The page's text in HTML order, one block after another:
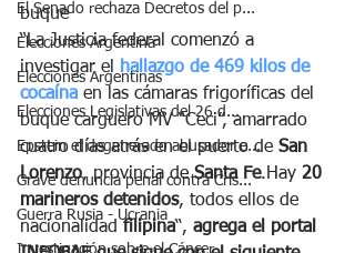
El Senado rechaza Decretos del p...
Elecciones Argentina
Elecciones Argentinas
Elecciones Legislativas del 26 d...
Epstein el degenerado abusador e...
Grave denuncia penal contra Cris...
Guerra Rusia - Ucrania
Investigación sobre el Cáncer
buque
“La Justicia federal comenzó a
investigar el hallazgo de 469 kilos de
cocaína en las cámaras frigoríficas del
buque carguero MV “Ceci”, amarrado
cuatro días atrás en el puerto de San
Lorenzo, provincia de Santa Fe.Hay 20
marineros detenidos, todos ellos de
nacionalidad filipina“, agrega el portal